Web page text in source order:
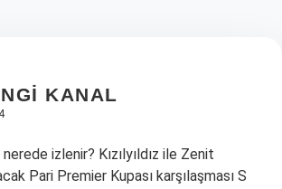
KANAL
nerede izlenir? Kızılyıldız ile Zenit
Pari Premier Kupası karşılaşması S